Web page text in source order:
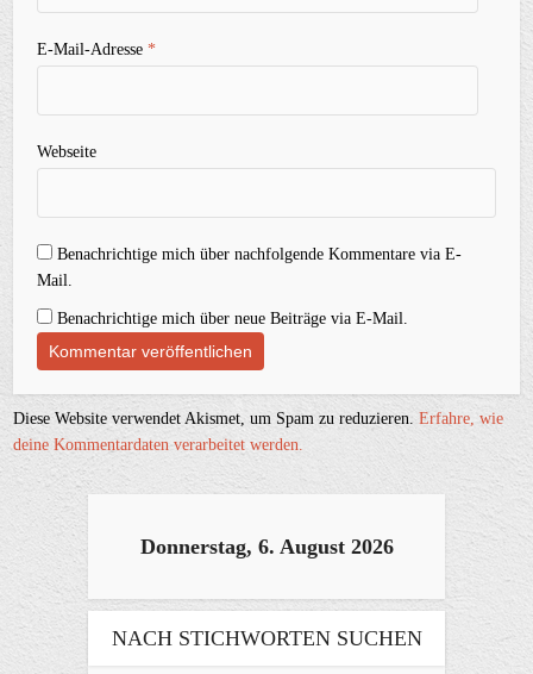
E-Mail-Adresse*
Webseite
Benachrichtige mich über nachfolgende Kommentare via E-
Mail.
Benachrichtige mich über neue Beiträge via E-Mail.
Diese Website verwendet Akismet, um Spam zu reduzieren.Erfahre, wie
deine Kommentardaten verarbeitet werden.
Donnerstag, 6. August 2026
NACH STICHWORTEN SUCHEN